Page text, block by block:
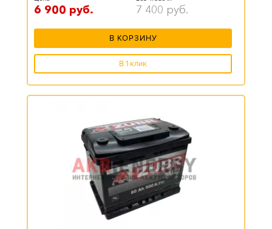
6 900 руб. 7 400 руб.
В КОРЗИНУ
В 1 клик